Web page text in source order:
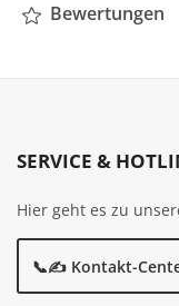
Bewertungen
SERVICE &
Hier geht es zu
📞✍️ Kontakt-